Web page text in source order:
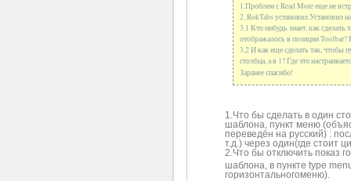
1.Проблем с Read More еще не
2. RokTabs установил.Установил
3.1 Кто нибудь знает, как
отображалось в позиции Toolbar?
3.2 И как еще сделать так,
столбца, а в 1? Где это
Заранее спасибо!
1.Что бы сделать в один
шаблона, пункт меню
переведён на русский) :
т.д.) через один(где стоит
2.Что бы отключить показ
шаблона, в пункте type
горизонтальногоменю).